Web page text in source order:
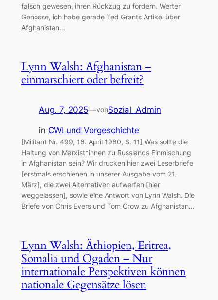
falsch gewesen, ihren Rückzug zu fordern. Werter
Genosse, ich habe gerade Ted Grants Artikel über
Afghanistan…
Lynn Walsh: Afghanistan –
einmarschiert oder befreit?
Aug. 7, 2025—vonSozial_Admin
in CWI und Vorgeschichte
[Militant Nr. 499, 18. April 1980, S. 11] Was sollte die
Haltung von Marxist*innen zu Russlands Einmischung
in Afghanistan sein? Wir drucken hier zwei Leserbriefe
[erstmals erschienen in unserer Ausgabe vom 21.
März], die zwei Alternativen aufwerfen [hier
weggelassen], sowie eine Antwort von Lynn Walsh. Die
Briefe von Chris Evers und Tom Crow zu Afghanistan…
Lynn Walsh: Äthiopien, Eritrea,
Somalia und Ogaden – Nur
internationale Perspektiven können
nationale Gegensätze lösen